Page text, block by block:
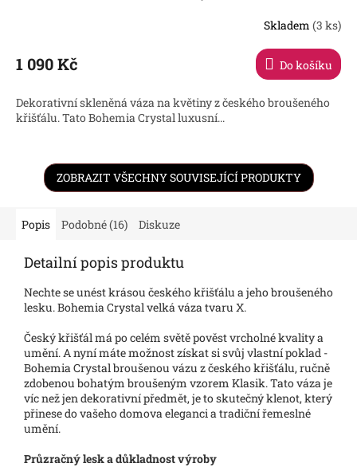
produktu
je
z
5
Skladem(3 ks)
1 090 Kč Do košíku
Dekorativní skleněná váza na květiny z českého broušeného
křišťálu. Tato Bohemia Crystal luxusní...
ZOBRAZIT VŠECHNY SOUVISEJÍCÍ PRODUKTY
Popis Podobné (16) Diskuze
Detailní popis produktu
Nechte se unést krásou českého křišťálu a jeho broušeného
lesku. Bohemia Crystal velká váza tvaru X.
Český křišťál má po celém světě pověst vrcholné kvality a
umění. A nyní máte možnost získat si svůj vlastní poklad -
Bohemia Crystal broušenou vázu z českého křišťálu, ručně
zdobenou bohatým broušeným vzorem Klasik. Tato váza je
víc než jen dekorativní předmět, je to skutečný klenot, který
přinese do vašeho domova eleganci a tradiční řemeslné
umění.
Průzračný lesk a důkladnost výroby